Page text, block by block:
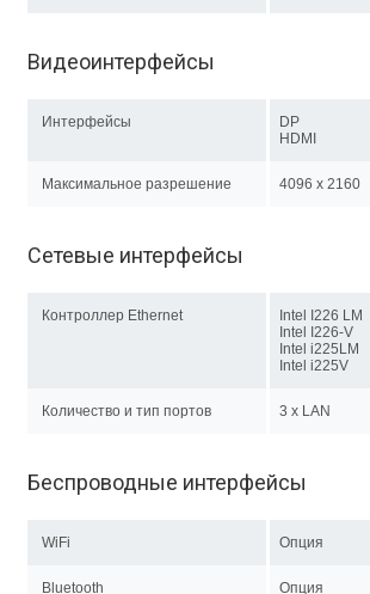
Видеоинтерфейсы
Интерфейсы
DP
HDMI
Максимальное разрешение 4096 x 2160
Сетевые интерфейсы
Контроллер Ethernet
Intel I226 LM
Intel I226-V
Intel i225LM
Intel i225V
Количество и тип портов 3 х LAN
Беспроводные интерфейсы
WiFi Опция
Bluetooth Опция